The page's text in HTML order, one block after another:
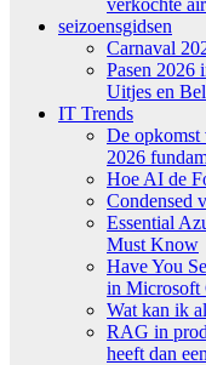
verkochte
seizoensgidsen
Carnaval
Pasen 2026
Uitjes en
IT Trends
De opkomst
2026
Hoe AI de
Condensed
Essential
Must Know
Have You
in Microsoft
Wat kan ik
RAG in
heeft dan